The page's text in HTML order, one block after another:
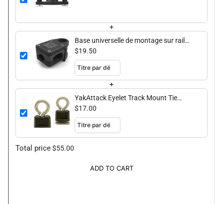
+
Base universelle de montage sur rail
Stealth
$19.50
+
YakAttack Eyelet Track Mount Tie
Down - 2 Pack
$17.00
Total price$55.00
ADD TO CART